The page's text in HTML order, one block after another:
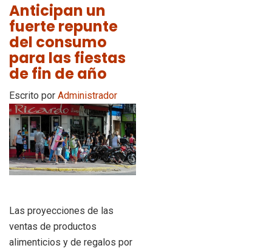
Anticipan un
fuerte repunte
del consumo
para las fiestas
de fin de año
Escrito por Administrador
Las proyecciones de las
ventas de productos
alimenticios y de regalos por